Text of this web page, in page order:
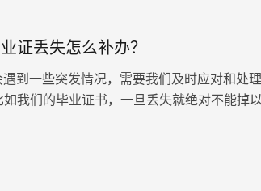
证丢失怎么补办？
到一些突发情况，需要我们及时应对和处理
我们的毕业证书，一旦丢失就绝对不能掉
理补办毕业证明书的手续。